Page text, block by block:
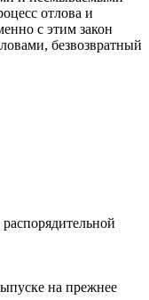
отлова и
с этим закон
безвозвратный
на прежнее